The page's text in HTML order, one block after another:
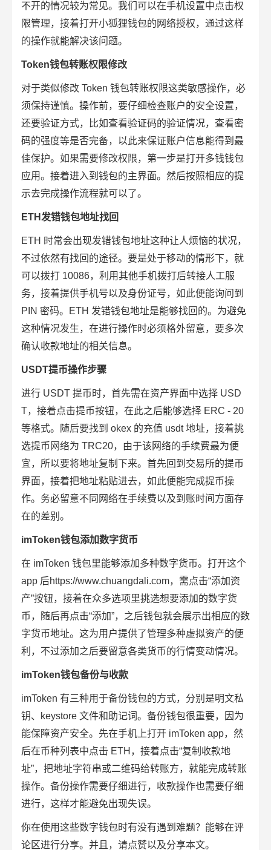
不开的情况较为常见。我们可以在手机设置中点击权
限管理，接着打开小狐狸钱包的网络授权，通过这样
的操作就能解决该问题。
Token钱包转账权限修改
对于类似修改 Token 钱包转账权限这类敏感操作，必
须保持谨慎。操作前，要仔细检查账户的安全设置，
还要验证方式，比如查看验证码的验证情况，查看密
码的强度等是否完备，以此来保证账户信息能得到最
佳保护。如果需要修改权限，第一步是打开多钱钱包
应用。接着进入到钱包的主界面。然后按照相应的提
示去完成操作流程就可以了。
ETH发错钱包地址找回
ETH 时常会出现发错钱包地址这种让人烦恼的状况，
不过依然有找回的途径。要是处于移动的情形下，就
可以拨打 10086，利用其他手机拨打后转接人工服
务，接着提供手机号以及身份证号，如此便能询问到
PIN 密码。ETH 发错钱包地址是能够找回的。为避免
这种情况发生，在进行操作时必须格外留意，要多次
确认收款地址的相关信息。
USDT提币操作步骤
进行 USDT 提币时，首先需在资产界面中选择 USD
T，接着点击提币按钮，在此之后能够选择 ERC - 20
等格式。随后要找到 okex 的充值 usdt 地址，接着挑
选提币网络为 TRC20，由于该网络的手续费最为便
宜，所以要将地址复制下来。首先回到交易所的提币
界面，接着把地址粘贴进去，如此便能完成提币操
作。务必留意不同网络在手续费以及到账时间方面存
在的差别。
imToken钱包添加数字货币
在 imToken 钱包里能够添加多种数字货币。打开这个
app 后https://www.chuangdali.com，需点击“添加资
产”按钮，接着在众多选项里挑选想要添加的数字货
币，随后再点击“添加”，之后钱包就会展示出相应的数
字货币地址。这为用户提供了管理多种虚拟资产的便
利，不过添加之后要留意各类货币的行情变动情况。
imToken钱包备份与收款
imToken 有三种用于备份钱包的方式，分别是明文私
钥、keystore 文件和助记词。备份钱包很重要，因为
能保障资产安全。先在手机上打开 imToken app，然
后在币种列表中点击 ETH，接着点击“复制收款地
址”，把地址字符串或二维码给转账方，就能完成转账
操作。备份操作需要仔细进行，收款操作也需要仔细
进行，这样才能避免出现失误。
你在使用这些数字钱包时有没有遇到难题？能够在评
论区进行分享。并且，请点赞以及分享本文。